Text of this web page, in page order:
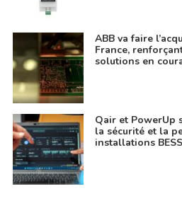
ABB va faire
France,
solutions en
Qair et PowerUp
la sécurité et la
installations